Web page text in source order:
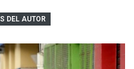
DEL AUTOR